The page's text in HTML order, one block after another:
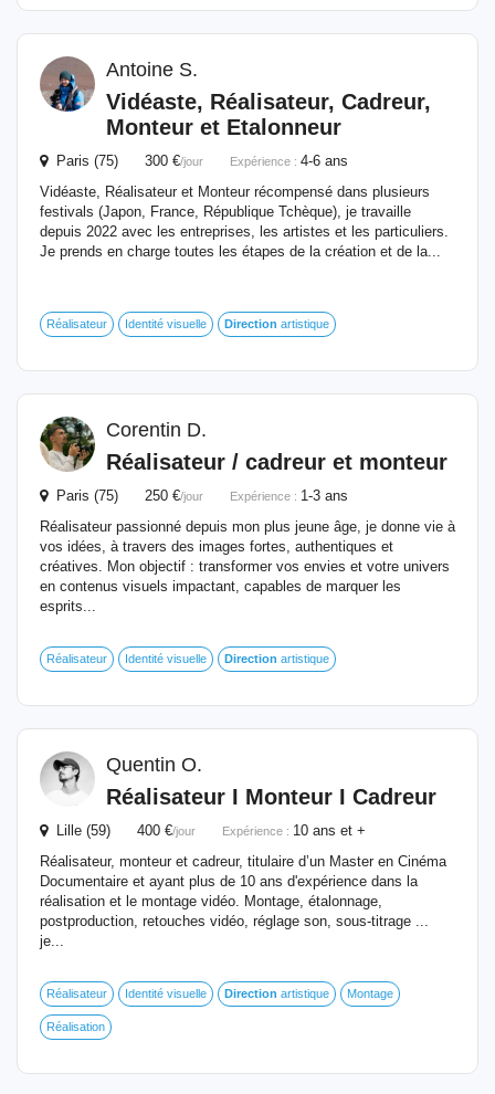
Antoine S.
Vidéaste, Réalisateur, Cadreur,
Monteur et Etalonneur
Paris (75) 300 €/jour Expérience : 4-6 ans
Vidéaste, Réalisateur et Monteur récompensé dans plusieurs
festivals (Japon, France, République Tchèque), je travaille
depuis 2022 avec les entreprises, les artistes et les particuliers.
Je prends en charge toutes les étapes de la création et de la...
Réalisateur Identité visuelle Direction artistique
Corentin D.
Réalisateur / cadreur et monteur
Paris (75) 250 €/jour Expérience : 1-3 ans
Réalisateur passionné depuis mon plus jeune âge, je donne vie à
vos idées, à travers des images fortes, authentiques et
créatives. Mon objectif : transformer vos envies et votre univers
en contenus visuels impactant, capables de marquer les
esprits...
Réalisateur Identité visuelle Direction artistique
Quentin O.
Réalisateur I Monteur I Cadreur
Lille (59) 400 €/jour Expérience : 10 ans et +
Réalisateur, monteur et cadreur, titulaire d’un Master en Cinéma
Documentaire et ayant plus de 10 ans d'expérience dans la
réalisation et le montage vidéo. Montage, étalonnage,
postproduction, retouches vidéo, réglage son, sous-titrage ...
je...
Réalisateur Identité visuelle Direction artistique Montage
Réalisation